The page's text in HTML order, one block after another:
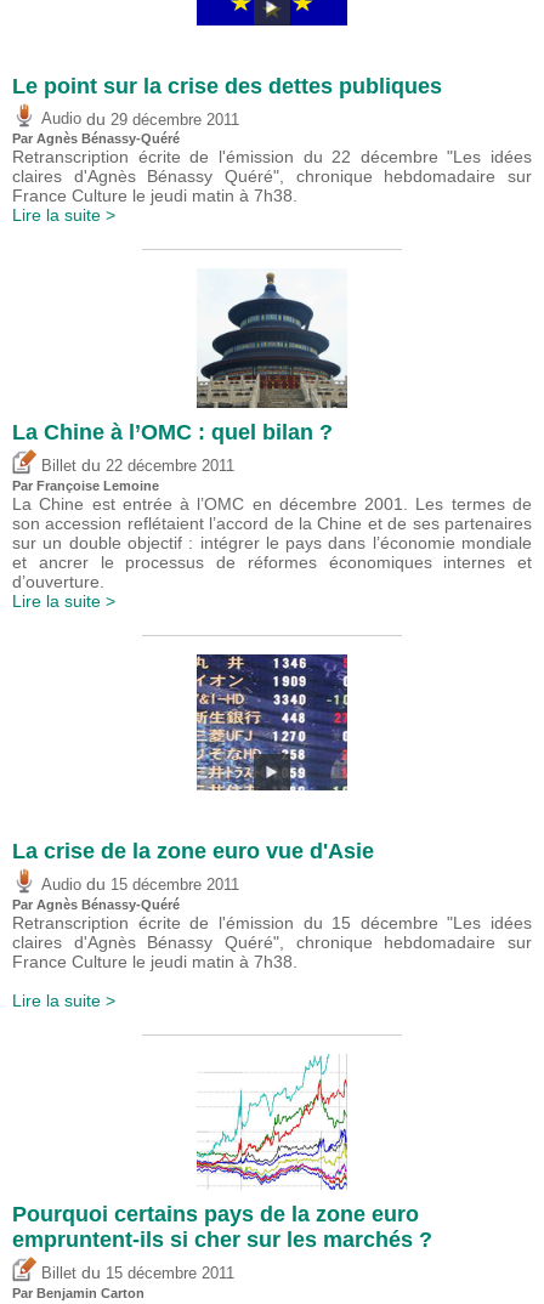
Le point sur la crise des dettes publiques
Audio du 29 décembre 2011
Par Agnès Bénassy-Quéré
Retranscription écrite de l'émission du 22 décembre "Les idées
claires d'Agnès Bénassy Quéré", chronique hebdomadaire sur
France Culture le jeudi matin à 7h38.
Lire la suite >
La Chine à l’OMC : quel bilan ?
Billet du 22 décembre 2011
Par Françoise Lemoine
La Chine est entrée à l’OMC en décembre 2001. Les termes de
son accession reflétaient l’accord de la Chine et de ses partenaires
sur un double objectif : intégrer le pays dans l’économie mondiale
et ancrer le processus de réformes économiques internes et
d’ouverture.
Lire la suite >
La crise de la zone euro vue d'Asie
Audio du 15 décembre 2011
Par Agnès Bénassy-Quéré
Retranscription écrite de l'émission du 15 décembre "Les idées
claires d'Agnès Bénassy Quéré", chronique hebdomadaire sur
France Culture le jeudi matin à 7h38.
Lire la suite >
Pourquoi certains pays de la zone euro
empruntent-ils si cher sur les marchés ?
Billet du 15 décembre 2011
Par Benjamin Carton